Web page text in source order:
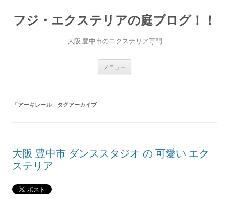
テ
ン
フジ・エクステリアの庭ブログ！！
大阪 豊中市のエクステリア専門
メニュー
「アーキレール」タグアーカイブ
大阪 豊中市 ダンススタジオ の 可愛い エク
ステリア